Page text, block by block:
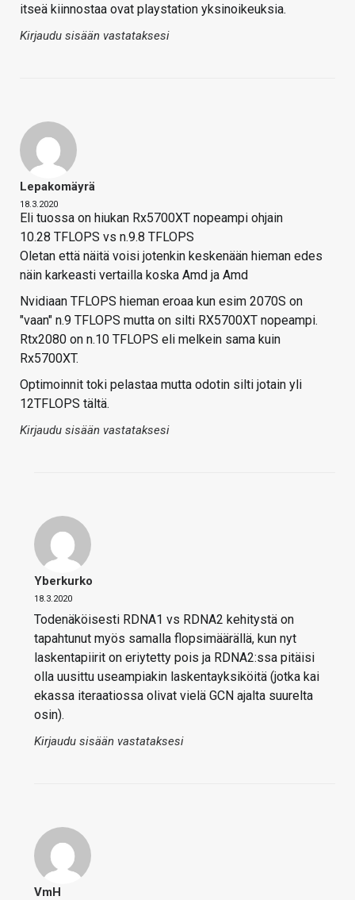
itseä kiinnostaa ovat playstation yksinoikeuksia.
Kirjaudu sisään vastataksesi
Lepakomäyrä
18.3.2020
Eli tuossa on hiukan Rx5700XT nopeampi ohjain
10.28 TFLOPS vs n.9.8 TFLOPS
Oletan että näitä voisi jotenkin keskenään hieman edes
näin karkeasti vertailla koska Amd ja Amd
Nvidiaan TFLOPS hieman eroaa kun esim 2070S on
"vaan" n.9 TFLOPS mutta on silti RX5700XT nopeampi.
Rtx2080 on n.10 TFLOPS eli melkein sama kuin
Rx5700XT.
Optimoinnit toki pelastaa mutta odotin silti jotain yli
12TFLOPS tältä.
Kirjaudu sisään vastataksesi
Yberkurko
18.3.2020
Todenäköisesti RDNA1 vs RDNA2 kehitystä on
tapahtunut myös samalla flopsimäärällä, kun nyt
laskentapiirit on eriytetty pois ja RDNA2:ssa pitäisi
olla uusittu useampiakin laskentayksiköitä (jotka kai
ekassa iteraatiossa olivat vielä GCN ajalta suurelta
osin).
Kirjaudu sisään vastataksesi
VmH